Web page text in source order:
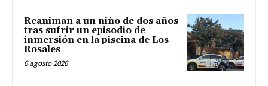
Reaniman a un niño de dos años
tras sufrir un episodio de
inmersión en la piscina de Los
Rosales
6 agosto 2026